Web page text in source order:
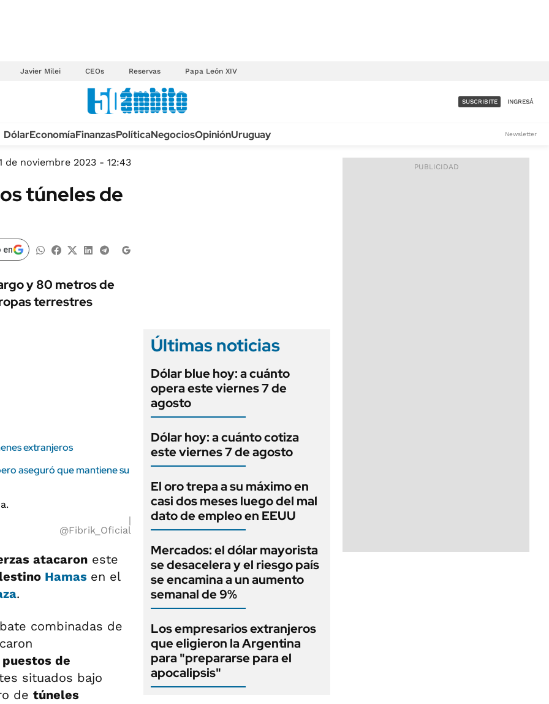
Javier Milei CEOs Reservas Papa León XIV
TECNOLOGÍA
MÉXICO
MUNDO
LIFESTYLE
AUTOS
ACCESO FULL - $1.800/MES
SUSCRIBITE INGRESÁ
DólarEconomíaFinanzasPolíticaNegociosOpiniónUruguay Newsletter
de noviembre 2023 - 12:43
túneles de
en
y 80 metros de
terrestres
extranjeros
aseguró que mantiene su
@Fibrik_Oficial
atacaron este
Hamas en el
.
combinadas de
puestos de
situados bajo
de túneles
Últimas noticias
Dólar blue hoy: a cuánto
opera este viernes 7 de
agosto
Dólar hoy: a cuánto cotiza
este viernes 7 de agosto
El oro trepa a su máximo en
casi dos meses luego del mal
dato de empleo en EEUU
Mercados: el dólar mayorista
se desacelera y el riesgo país
se encamina a un aumento
semanal de 9%
Los empresarios extranjeros
que eligieron la Argentina
para "prepararse para el
apocalipsis"